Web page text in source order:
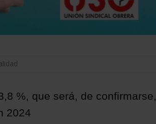
%, que será, de confirmarse,
2024